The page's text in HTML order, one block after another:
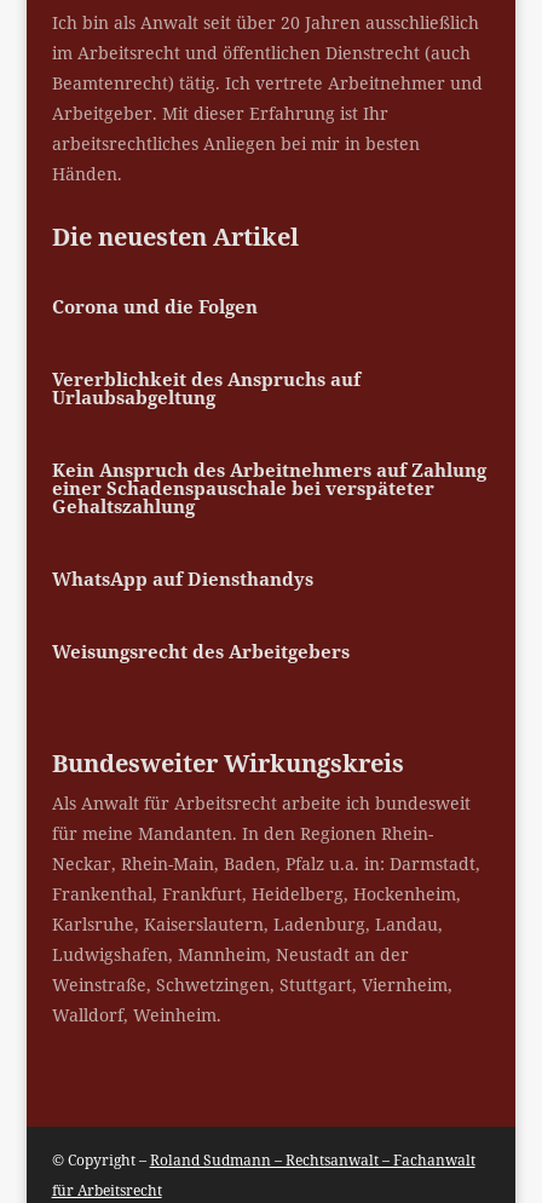
Ich bin als Anwalt seit über 20 Jahren ausschließlich
im Arbeitsrecht und öffentlichen Dienstrecht (auch
Beamtenrecht) tätig. Ich vertrete Arbeitnehmer und
Arbeitgeber. Mit dieser Erfahrung ist Ihr
arbeitsrechtliches Anliegen bei mir in besten
Händen.
Die neuesten Artikel
Corona und die Folgen
Vererblichkeit des Anspruchs auf
Urlaubsabgeltung
Kein Anspruch des Arbeitnehmers auf Zahlung
einer Schadenspauschale bei verspäteter
Gehaltszahlung
WhatsApp auf Diensthandys
Weisungsrecht des Arbeitgebers
Bundesweiter Wirkungskreis
Als Anwalt für Arbeitsrecht arbeite ich bundesweit
für meine Mandanten. In den Regionen Rhein-
Neckar, Rhein-Main, Baden, Pfalz u.a. in: Darmstadt,
Frankenthal, Frankfurt, Heidelberg, Hockenheim,
Karlsruhe, Kaiserslautern, Ladenburg, Landau,
Ludwigshafen, Mannheim, Neustadt an der
Weinstraße, Schwetzingen, Stuttgart, Viernheim,
Walldorf, Weinheim.
© Copyright –Roland Sudmann – Rechtsanwalt – Fachanwalt
für Arbeitsrecht